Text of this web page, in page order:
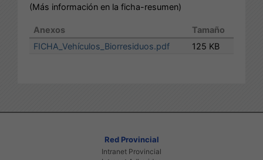
(Más información en la ficha-resumen)
Anexos
Tamaño
FICHA_Vehículos_Biorresiduos.pdf
125 KB
Red Provincial
Intranet Provincial